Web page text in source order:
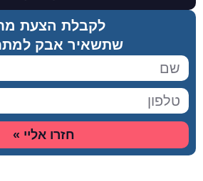
לקבלת הצעת
שתשאיר אבק
חזרו אליי »